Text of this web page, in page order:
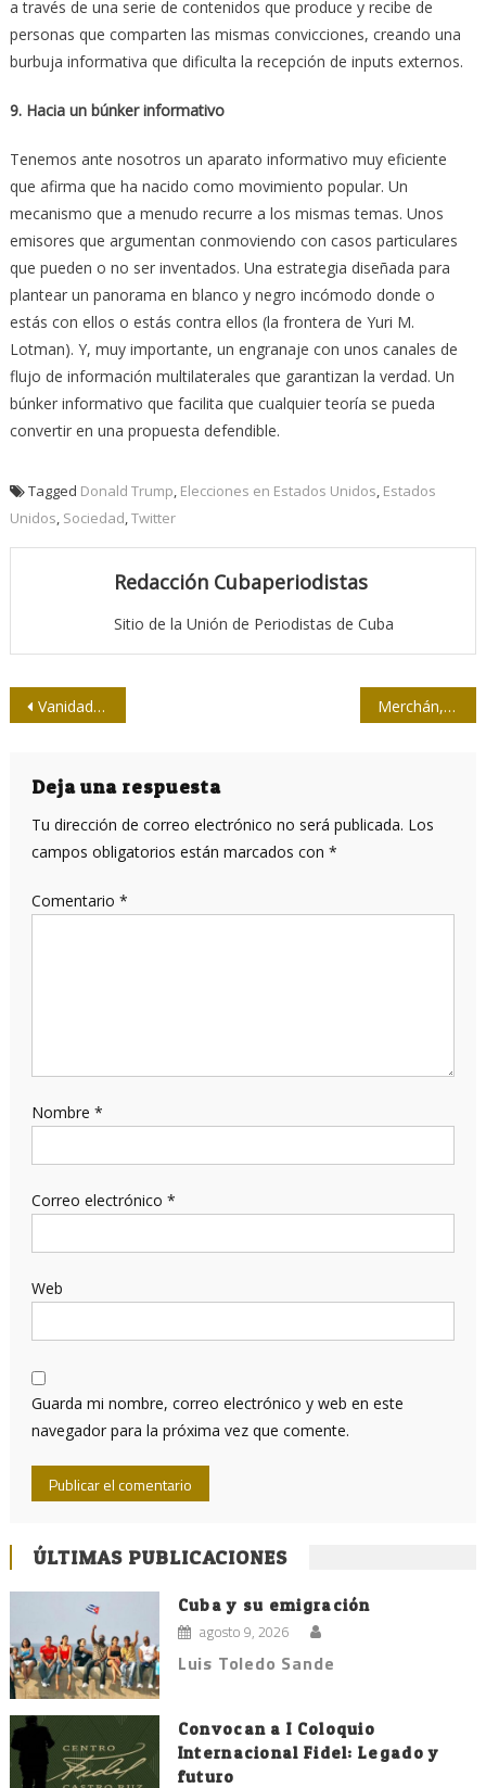
a través de una serie de contenidos que produce y recibe de
personas que comparten las mismas convicciones, creando una
burbuja informativa que dificulta la recepción de inputs externos.
9. Hacia un búnker informativo
Tenemos ante nosotros un aparato informativo muy eficiente
que afirma que ha nacido como movimiento popular. Un
mecanismo que a menudo recurre a los mismas temas. Unos
emisores que argumentan conmoviendo con casos particulares
que pueden o no ser inventados. Una estrategia diseñada para
plantear un panorama en blanco y negro incómodo donde o
estás con ellos o estás contra ellos (la frontera de Yuri M.
Lotman). Y, muy importante, un engranaje con unos canales de
flujo de información multilaterales que garantizan la verdad. Un
búnker informativo que facilita que cualquier teoría se pueda
convertir en una propuesta defendible.
Tagged Donald Trump Elecciones en Estados Unidos Estados
Unidos Sociedad Twitter
Redacción Cubaperiodistas
Sitio de la Unión de Periodistas de Cuba
Navegación
entradas
Vanidades Merchán, Zenea y los laborantes
Deja una respuesta
Tu dirección de correo electrónico no será publicada. Los
campos obligatorios están marcados con *
Comentario *
Nombre *
Correo electrónico *
Web
Guarda mi nombre, correo electrónico y web en este
navegador para la próxima vez que comente.
ÚLTIMAS PUBLICACIONES
Cuba y su emigración
agosto 9, 2026
Luis Toledo Sande
Convocan a I Coloquio
Internacional Fidel: Legado y
futuro